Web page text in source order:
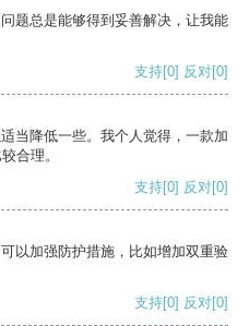
题总是能够得到妥善解决，让我能
支持[0] 反对[0]
当降低一些。我个人觉得，一款加
合理。
支持[0] 反对[0]
以加强防护措施，比如增加双重验
支持[0] 反对[0]